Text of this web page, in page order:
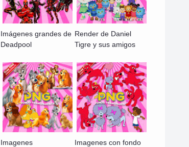
Imágenes grandes de
Deadpool
Render de Daniel
Tigre y sus amigos
Imagenes
Imagenes con fondo